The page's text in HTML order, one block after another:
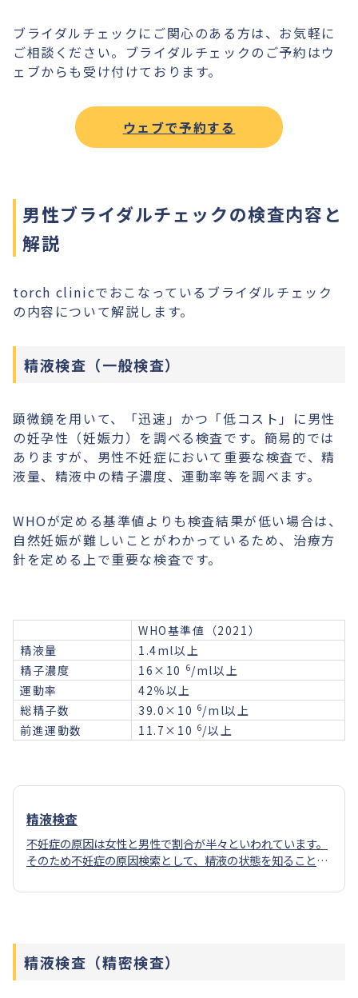
ブライダルチェックにご関心のある方は、お気軽に
ご相談ください。ブライダルチェックのご予約はウ
ェブからも受け付けております。
ウェブで予約する
男性ブライダルチェックの検査内容と
解説
torch clinicでおこなっているブライダルチェック
の内容について解説します。
精液検査（一般検査）
顕微鏡を用いて、「迅速」かつ「低コスト」に男性
の妊孕性（妊娠力）を調べる検査です。簡易的では
ありますが、男性不妊症において重要な検査で、精
液量、精液中の精子濃度、運動率等を調べます。
WHOが定める基準値よりも検査結果が低い場合は、
自然妊娠が難しいことがわかっているため、治療方
針を定める上で重要な検査です。
WHO基準値（2021）
精液量
1.4ml以上
精子濃度
16×10 6/ml以上
運動率
42％以上
総精子数
39.0×10 6/ml以上
前進運動数
11.7×10 6/以上
精液検査
不妊症の原因は女性と男性で割合が半々といわれています。
そのため不妊症の原因検索として、精液の状態を知ることは
マスターベーションにて採精容器に精液全量を採取いただ
精液検査（精密検査）